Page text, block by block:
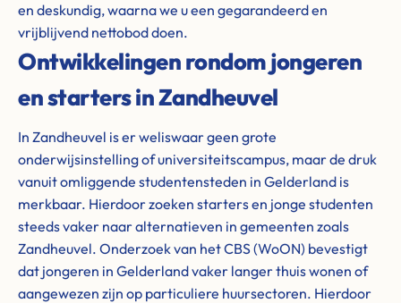
en deskundig, waarna we u een gegarandeerd en
vrijblijvend nettobod doen.
Ontwikkelingen rondom jongeren
en starters in Zandheuvel
In Zandheuvel is er weliswaar geen grote
onderwijsinstelling of universiteitscampus, maar de druk
vanuit omliggende studentensteden in Gelderland is
merkbaar. Hierdoor zoeken starters en jonge studenten
steeds vaker naar alternatieven in gemeenten zoals
Zandheuvel. Onderzoek van het CBS (WoON) bevestigt
dat jongeren in Gelderland vaker langer thuis wonen of
aangewezen zijn op particuliere huursectoren. Hierdoor